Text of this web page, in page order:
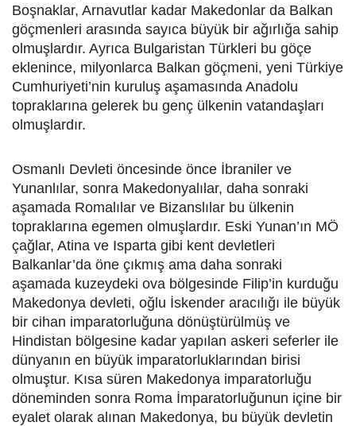
Boşnaklar, Arnavutlar kadar Makedonlar da Balkan
göçmenleri arasında sayıca büyük bir ağırlığa sahip
olmuşlardır. Ayrıca Bulgaristan Türkleri bu göçe
eklenince, milyonlarca Balkan göçmeni, yeni Türkiye
Cumhuriyeti’nin kuruluş aşamasında Anadolu
topraklarına gelerek bu genç ülkenin vatandaşları
olmuşlardır.
Osmanlı Devleti öncesinde önce İbraniler ve
Yunanlılar, sonra Makedonyalılar, daha sonraki
aşamada Romalılar ve Bizanslılar bu ülkenin
topraklarına egemen olmuşlardır. Eski Yunan’ın MÖ
çağlar, Atina ve Isparta gibi kent devletleri
Balkanlar’da öne çıkmış ama daha sonraki
aşamada kuzeydeki ova bölgesinde Filip’in kurduğu
Makedonya devleti, oğlu İskender aracılığı ile büyük
bir cihan imparatorluğuna dönüştürülmüş ve
Hindistan bölgesine kadar yapılan askeri seferler ile
dünyanın en büyük imparatorluklarından birisi
olmuştur. Kısa süren Makedonya imparatorluğu
döneminden sonra Roma İmparatorluğunun içine bir
eyalet olarak alınan Makedonya, bu büyük devletin